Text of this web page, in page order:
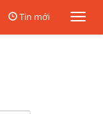
Tin mới